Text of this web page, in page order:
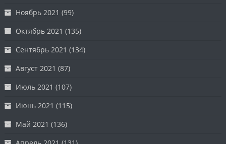
Ноябрь 2021 (99)
Октябрь 2021 (135)
Сентябрь 2021 (134)
Август 2021 (87)
Июль 2021 (107)
Июнь 2021 (115)
Май 2021 (136)